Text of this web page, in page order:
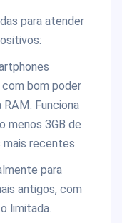
para atender
bom poder
Funciona
menos 3GB de
mais recentes.
para
antigos, com
limitada.